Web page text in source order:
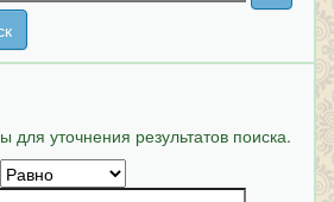
для уточнения результатов поиска.